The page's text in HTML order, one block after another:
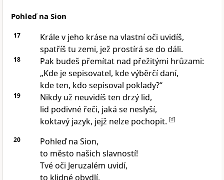
Pohleď na Sion
17
Krále v jeho kráse na vlastní oči uvidíš,
spatříš tu zemi, jež prostírá se do dáli.
18
Pak budeš přemítat nad přežitými hrůzami:
„Kde je sepisovatel, kde výběrčí daní,
kde ten, kdo sepisoval poklady?“
19
Nikdy už neuvidíš ten drzý lid,
lid podivné řeči, jaká se neslyší,
koktavý jazyk, jejž nelze pochopit. [d]
20
Pohleď na Sion,
to město našich slavností!
Tvé oči Jeruzalém uvidí,
to klidné obydlí,